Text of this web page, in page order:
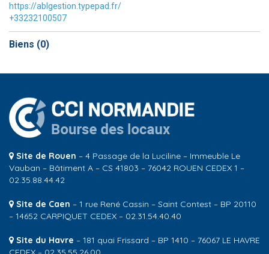
https://ablgestion.typepad.fr/
+33232100507
Biens (0)
Site de Rouen – 4 Passage de la Luciline – Immeuble Le
Vauban – Bâtiment A – CS 41803 – 76042 ROUEN CEDEX 1 –
02.35.88.44.42
Site de Caen – 1 rue René Cassin – Saint Contest – BP 20110
– 14652 CARPIQUET CEDEX – 02.31.54.40.40
Site du Havre – 181 quai Frissard – BP 1410 – 76067 LE HAVRE